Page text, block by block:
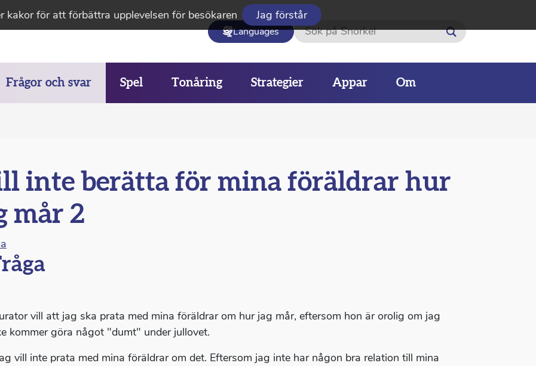
kakor för att förbättra upplevelsen för besökaren Jag förstår
Languages Sök
Frågor och svar Spel Tonåring Strategier Appar Om
inte berätta för mina föräldrar hur
mår 2
vill att jag ska prata med mina föräldrar om hur jag mår, eftersom hon är orolig om jag
kommer göra något "dumt" under jullovet.
vill inte prata med mina föräldrar om det. Eftersom jag inte har någon bra relation till mina